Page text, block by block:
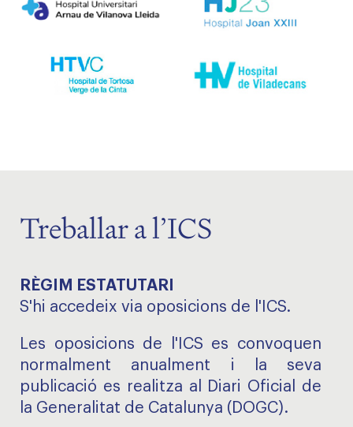
Treballar a l’ICS
RÈGIM ESTATUTARI
S'hi accedeix via oposicions de l'ICS.
Les oposicions de l'ICS es convoquen
normalment anualment i la seva
publicació es realitza al Diari Oficial de
la Generalitat de Catalunya (DOGC).